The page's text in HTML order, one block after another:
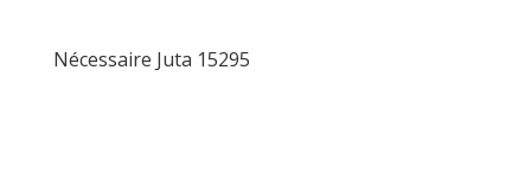
Nécessaire Juta 15295